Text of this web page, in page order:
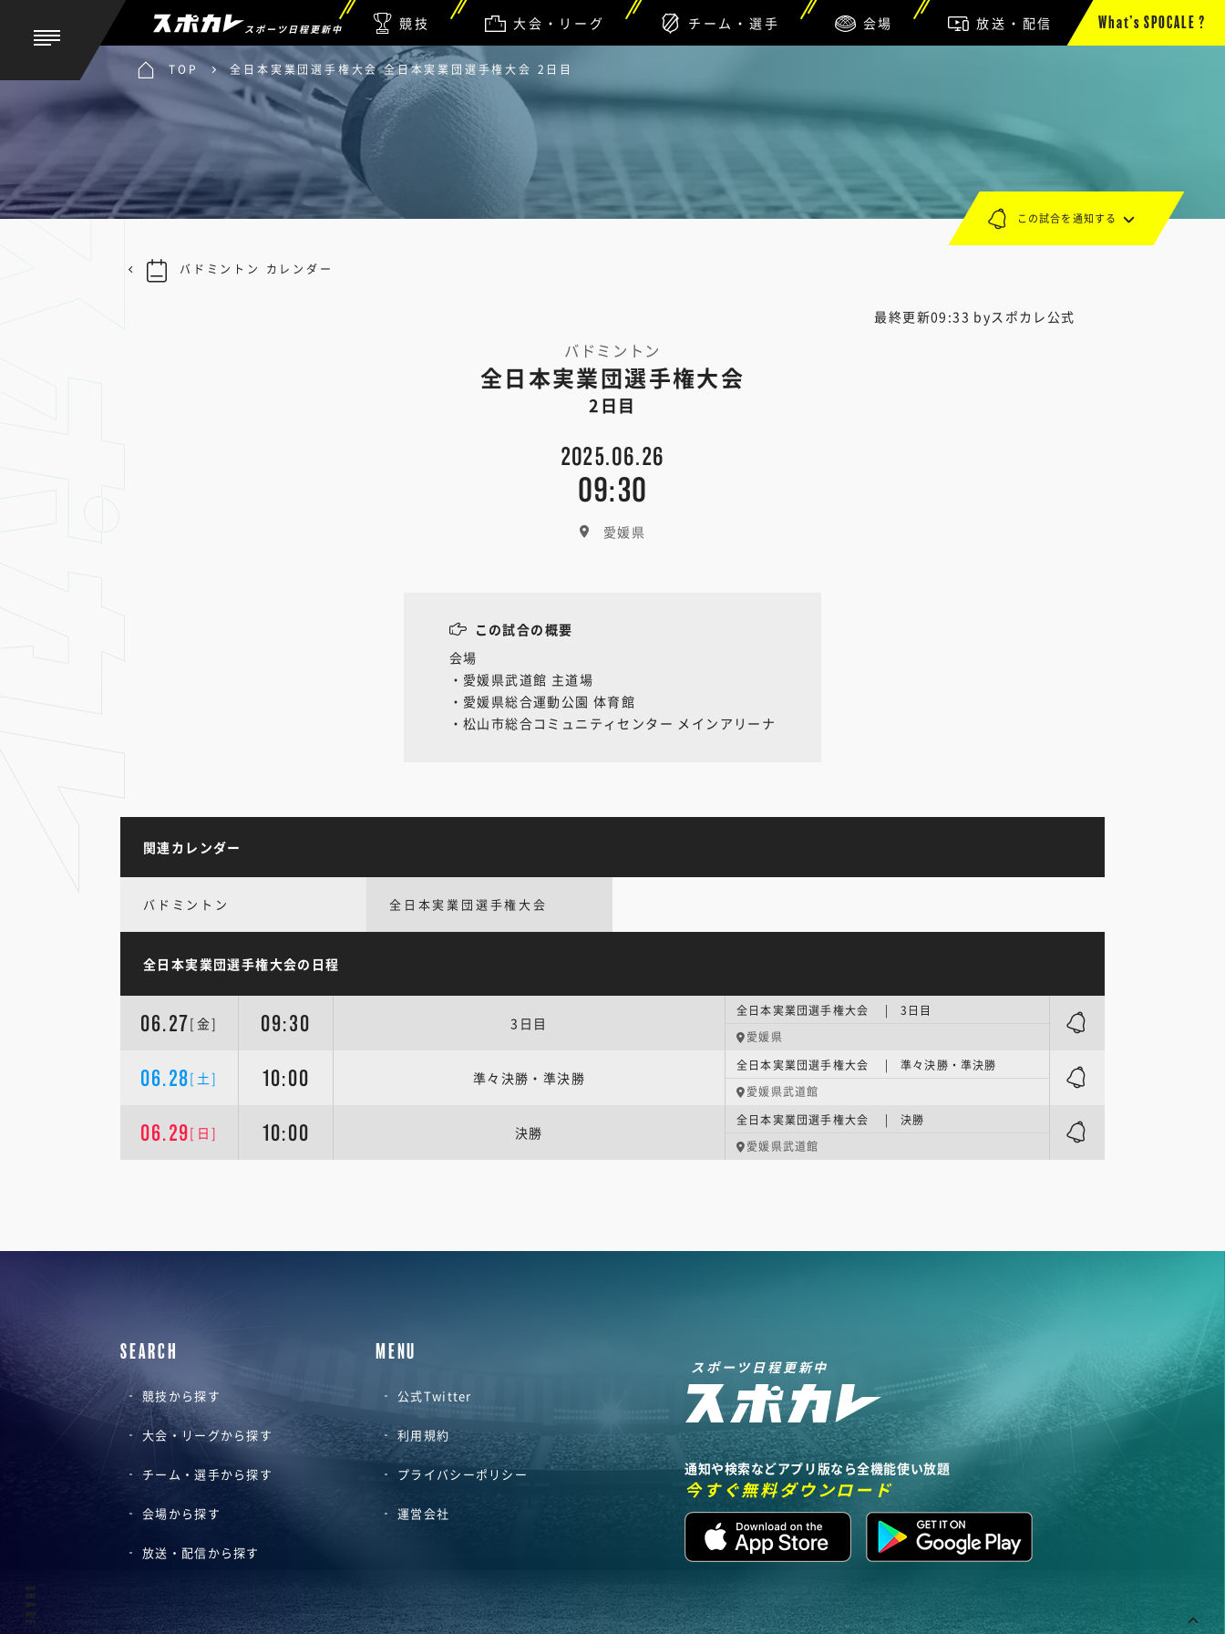
スポーツ日程更新中 競技 大会・リーグ チーム・選手 会場 放送・配信 What’s SPOCALE ?
TOP 全日本実業団選手権大会 全日本実業団選手権大会 2日目
最終更新09:33 byスポカレ公式
バドミントン
全日本実業団選手権大会
2日目
2025.06.26
09:30
愛媛県
この試合を通知する
バドミントン カレンダー
この試合の概要
会場
・愛媛県武道館 主道場
・愛媛県総合運動公園 体育館
・松山市総合コミュニティセンター メインアリーナ
関連カレンダー
バドミントン 全日本実業団選手権大会
全日本実業団選手権大会の日程
06.27[金] 09:30 3日目
全日本実業団選手権大会 | 3日目
愛媛県
06.28[土] 10:00 準々決勝・準決勝
全日本実業団選手権大会 | 準々決勝・準決勝
愛媛県武道館
06.29[日] 10:00 決勝
全日本実業団選手権大会 | 決勝
愛媛県武道館
SEARCH
競技から探す
大会・リーグから探す
チーム・選手から探す
会場から探す
放送・配信から探す
MENU
公式Twitter
利用規約
プライバシーポリシー
運営会社
スポーツ日程更新中
通知や検索などアプリ版なら全機能使い放題
今すぐ無料ダウンロード
SHARE